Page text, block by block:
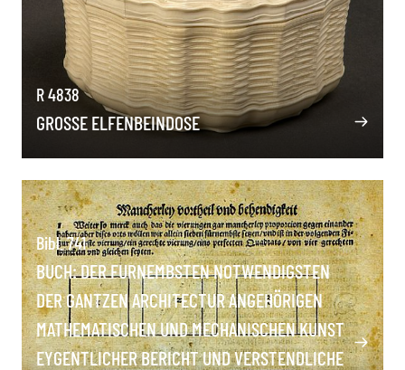
R 4838
GROSSE ELFENBEINDOSE
Bibl. 741
BUCH: DER FURNEMBSTEN NOTWENDIGSTEN
DER GANTZEN ARCHITECTUR ANGEHÖRIGEN
MATHEMATISCHEN UND MECHANISCHEN KUNST
EYGENTLICHER BERICHT UND VERSTENDLICHE